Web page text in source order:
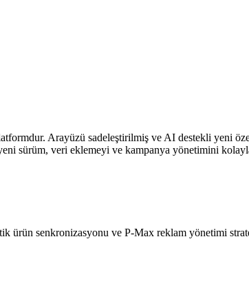
Arayüzü sadeleştirilmiş ve AI destekli yeni
sürüm, veri eklemeyi ve kampanya yönetimini